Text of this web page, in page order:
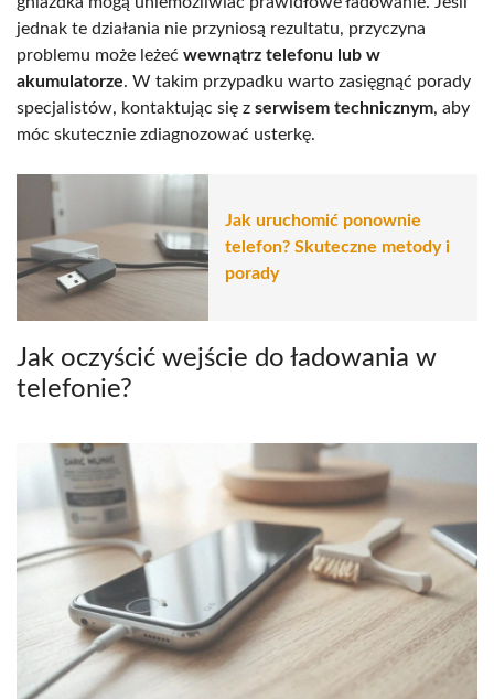
jednak te działania nie przyniosą rezultatu, przyczyna
problemu może leżeć wewnątrz telefonu lub w
akumulatorze. W takim przypadku warto zasięgnąć porady
specjalistów, kontaktując się z serwisem technicznym, aby
móc skutecznie zdiagnozować usterkę.
Jak uruchomić ponownie
telefon? Skuteczne metody i
porady
Jak oczyścić wejście do ładowania w
telefonie?